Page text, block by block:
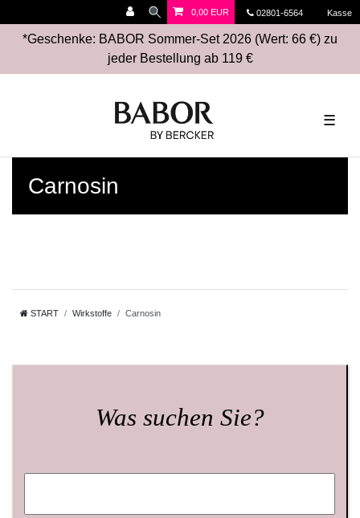
02801-6564 Kasse
0,00 EUR
*Geschenke: BABOR Sommer-Set 2026 (Wert: 66 €) zu
jeder Bestellung ab 119 €
☰
Carnosin
START Wirkstoffe Carnosin
Was suchen Sie?